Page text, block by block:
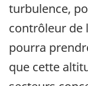
turbulence,
contrôleur de
pourra
que cette